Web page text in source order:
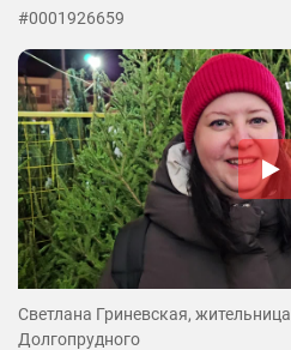
#0001926659
Светлана Гриневская, жительница
Долгопрудного